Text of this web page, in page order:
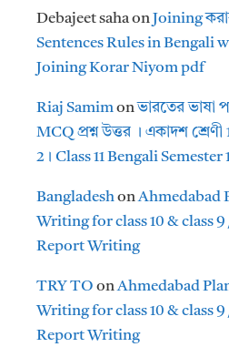
Debajeet sahaonJoining
Sentences Rules in Bengali
Joining Korar Niyom pdf
Riaj Samimonভারতের ভাষা
MCQ প্রশ্ন উত্তর । একাদশ
2। Class 11 Bengali Semester
BangladeshonAhmedabad
Writing for class 10 & class
Report Writing
TRY TO onAhmedabad
Writing for class 10 & class
Report Writing